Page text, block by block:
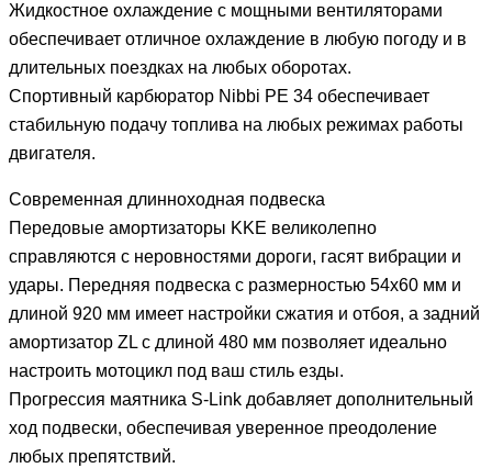
Жидкостное охлаждение с мощными вентиляторами
обеспечивает отличное охлаждение в любую погоду и в
длительных поездках на любых оборотах.
Спортивный карбюратор Nibbi PE 34 обеспечивает
стабильную подачу топлива на любых режимах работы
двигателя.
Современная длинноходная подвеска
Передовые амортизаторы KKE великолепно
справляются с неровностями дороги, гасят вибрации и
удары. Передняя подвеска с размерностью 54х60 мм и
длиной 920 мм имеет настройки сжатия и отбоя, а задний
амортизатор ZL с длиной 480 мм позволяет идеально
настроить мотоцикл под ваш стиль езды.
Прогрессия маятника S-Link добавляет дополнительный
ход подвески, обеспечивая уверенное преодоление
любых препятствий.